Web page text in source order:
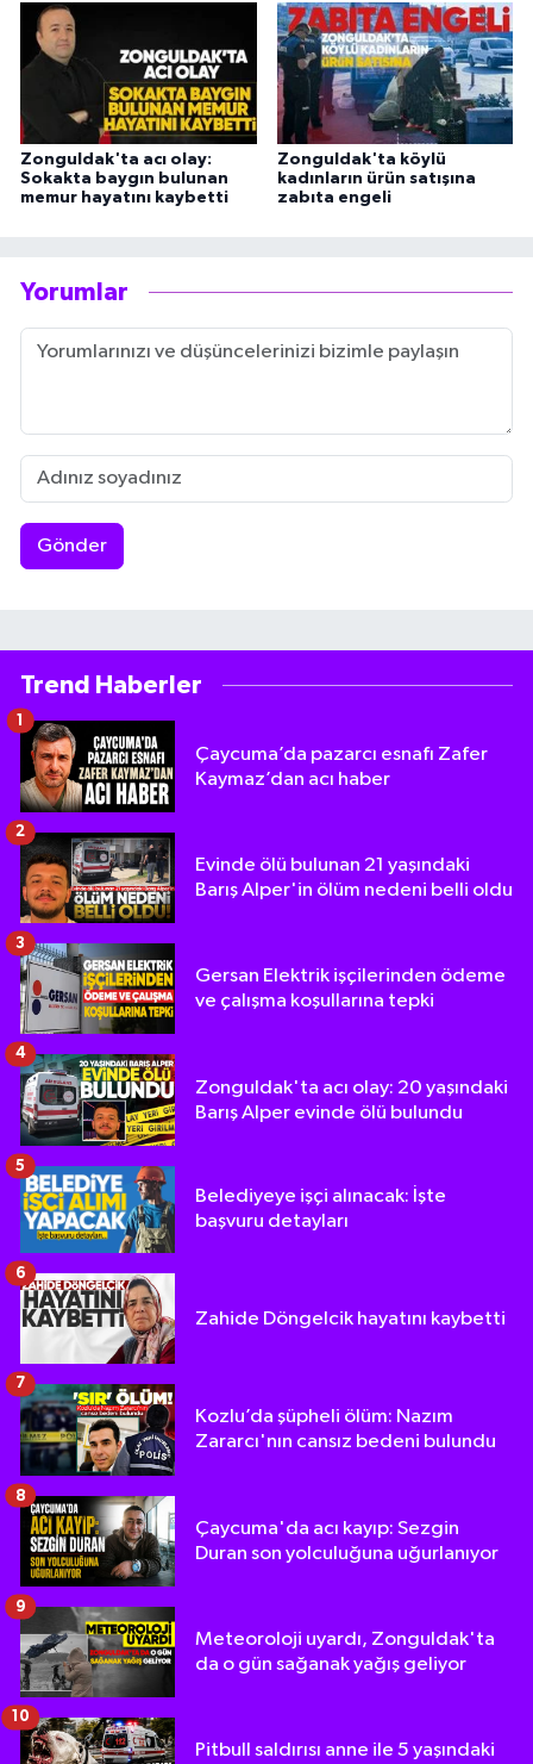
Zonguldak'ta acı olay:
Sokakta baygın bulunan
memur hayatını kaybetti
Zonguldak'ta köylü
kadınların ürün satışına
zabıta engeli
Yorumlar
Gönder
Trend Haberler
Çaycuma’da pazarcı esnafı Zafer
Kaymaz’dan acı haber
1
Evinde ölü bulunan 21 yaşındaki
Barış Alper'in ölüm nedeni belli oldu
2
Gersan Elektrik işçilerinden ödeme
ve çalışma koşullarına tepki
3
Zonguldak'ta acı olay: 20 yaşındaki
Barış Alper evinde ölü bulundu
4
Belediyeye işçi alınacak: İşte
başvuru detayları
5
Zahide Döngelcik hayatını kaybetti
6
Kozlu’da şüpheli ölüm: Nazım
Zararcı'nın cansız bedeni bulundu
7
Çaycuma'da acı kayıp: Sezgin
Duran son yolculuğuna uğurlanıyor
8
Meteoroloji uyardı, Zonguldak'ta
da o gün sağanak yağış geliyor
9
Pitbull saldırısı anne ile 5 yaşındaki
10